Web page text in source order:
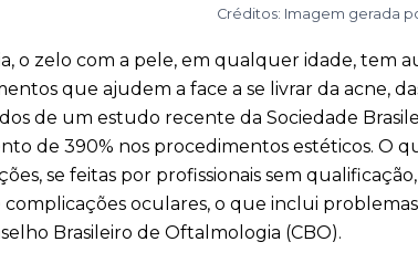
Créditos: Imagem gerada
o zelo com a pele, em qualquer idade, tem
que ajudem a face a se livrar da acne,
de um estudo recente da Sociedade
de 390% nos procedimentos estéticos. O
se feitas por profissionais sem
complicações oculares, o que inclui
Brasileiro de Oftalmologia (CBO).